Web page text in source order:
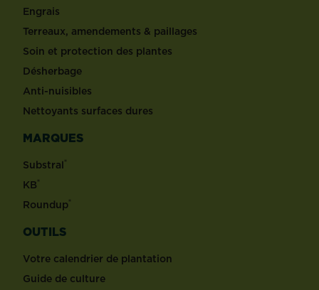
Engrais
Terreaux, amendements & paillages
Soin et protection des plantes
Désherbage
Anti-nuisibles
Nettoyants surfaces dures
MARQUES
Substral®
KB®
Roundup®
OUTILS
Votre calendrier de plantation
Guide de culture